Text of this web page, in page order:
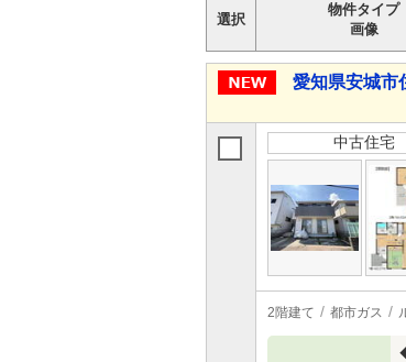
選択
物件タイプ
画像
愛知県安城市
中古住宅
2階建て 都市ガス